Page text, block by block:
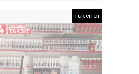
Tükendi